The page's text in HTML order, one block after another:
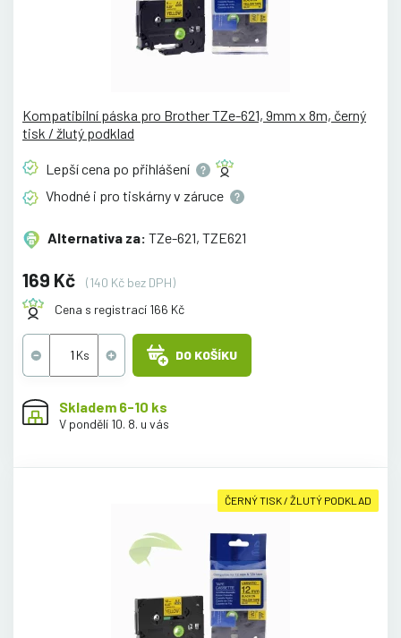
Kompatibilní páska pro Brother TZe-621, 9mm x 8m, černý
tisk / žlutý podklad
Lepší cena po přihlášení
Vhodné i pro tiskárny v záruce
Alternativa za: TZe-621, TZE621
169 Kč
(140 Kč bez DPH)
Cena s registrací 166 Kč
DO KOŠÍKU
Skladem 6-10 ks
V pondělí 10. 8. u vás
ČERNÝ TISK / ŽLUTÝ PODKLAD